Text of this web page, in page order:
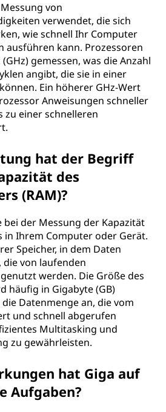
von
verwendet, die sich
wie schnell Ihr Computer
ausführen kann. Prozessoren
gemessen, was die Anzahl
angibt, die sie in einer
Ein höherer GHz-Wert
Anweisungen schneller
zu einer schnelleren
hat der Begriff
des
(RAM)?
bei der Messung der Kapazität
in Ihrem Computer oder Gerät.
Speicher, in dem Daten
von laufenden
werden. Die Größe des
häufig in Gigabyte (GB)
Datenmenge an, die vom
und schnell abgerufen
Multitasking und
zu gewährleisten.
hat Giga auf
Aufgaben?